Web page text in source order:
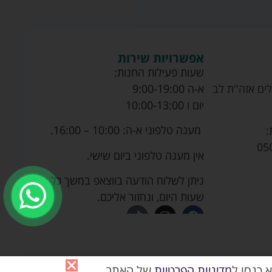
אזה''ת לב
אפשרויות שירות
שעות פעילות החנות:
א-ה 9:00-19:00
יום ו 10:00-13:00
מענה טלפוני א-ה: 10:00 – 16:00.
אין מענה טלפוני ביום שישי.
ניתן לשלוח הודעה בווצאפ במשך כל
שעות היום, ונחזור אליכם.